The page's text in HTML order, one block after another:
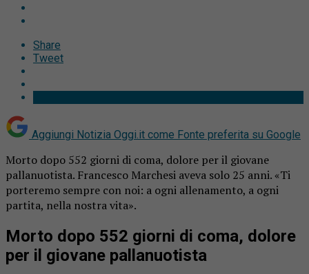
Share
Tweet
Aggiungi Notizia Oggi.it come Fonte preferita su Google
Morto dopo 552 giorni di coma, dolore per il giovane
pallanuotista. Francesco Marchesi aveva solo 25 anni. «Ti
porteremo sempre con noi: a ogni allenamento, a ogni
partita, nella nostra vita».
Morto dopo 552 giorni di coma, dolore
per il giovane pallanuotista